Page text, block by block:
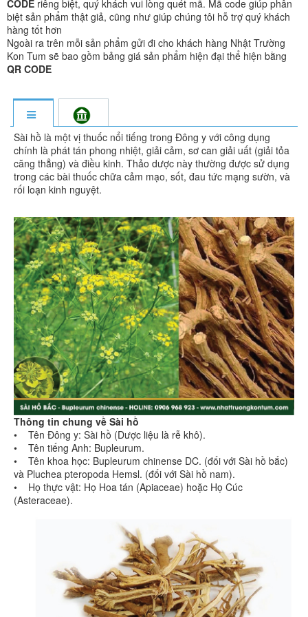
CODE riêng biệt, quý khách vui lòng quét mã. Mã code giúp phân
biệt sản phẩm thật giả, cũng như giúp chúng tôi hỗ trợ quý khách
hàng tốt hơn
Ngoài ra trên mỗi sản phẩm gửi đi cho khách hàng Nhật Trường
Kon Tum sẽ bao gồm bảng giá sản phẩm hiện đại thể hiện bằng
QR CODE
Sài hồ là một vị thuốc nổi tiếng trong Đông y với công dụng
chính là phát tán phong nhiệt, giải cảm, sơ can giải uất (giải tỏa
căng thẳng) và điều kinh. Thảo dược này thường được sử dụng
trong các bài thuốc chữa cảm mạo, sốt, đau tức mạng sườn, và
rối loạn kinh nguyệt.
Thông tin chung về Sài hồ
• Tên Đông y: Sài hồ (Dược liệu là rễ khô).
• Tên tiếng Anh: Bupleurum.
• Tên khoa học: Bupleurum chinense DC. (đối với Sài hồ bắc)
và Pluchea pteropoda Hemsl. (đối với Sài hồ nam).
• Họ thực vật: Họ Hoa tán (Apiaceae) hoặc Họ Cúc
(Asteraceae).